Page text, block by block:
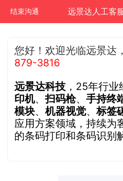
结束沟通 远景达人工客
您好！欢迎光临远景达
879-3816
远景达科技 ，25年行
印机、扫码枪、手持终
模块、机器视觉、标签
应用方案领域，持续为
的条码打印和条码识别